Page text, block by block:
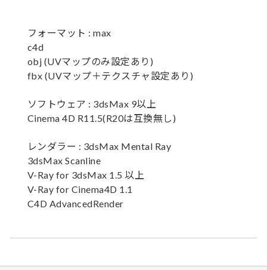
フォーマット : max
c4d
obj (UVマップのみ設定あり)
fbx (UVマップ＋テクスチャ設定あり)
ソフトウェア : 3dsMax 9以上
Cinema 4D R11.5(R20は互換無し)
レンダラー : 3dsMax Mental Ray
3dsMax Scanline
V-Ray for 3dsMax 1.5 以上
V-Ray for Cinema4D 1.1
C4D AdvancedRender